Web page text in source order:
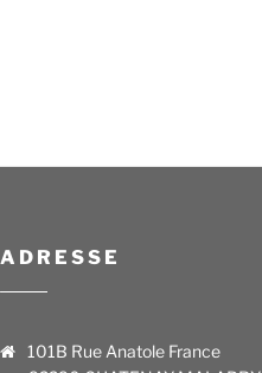
ADRESSE
101B Rue Anatole France